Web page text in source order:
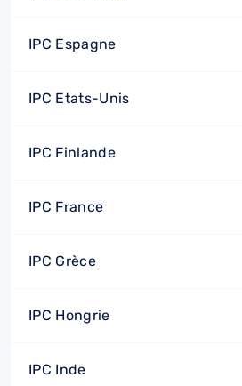
IPC Espagne
IPC Etats-Unis
IPC Finlande
IPC France
IPC Grèce
IPC Hongrie
IPC Inde